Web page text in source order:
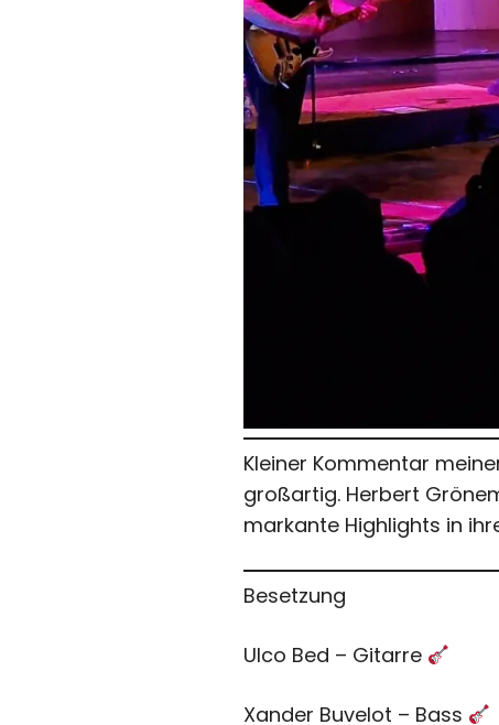
Kleiner Kommentar
großartig. Herbert
markante Highlights in
Besetzung
Ulco Bed – Gitarre
Xander Buvelot – Bass